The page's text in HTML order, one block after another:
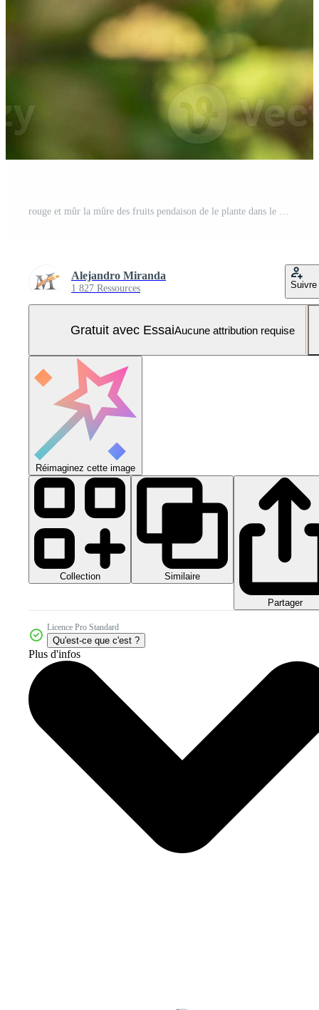
rouge et mûr la mûre des fruits pendaison de le plante dans le premier plan contre Contexte de défocalisé feuilles sur une ensoleillé journée Photo Pro
Alejandro Miranda
1 827 Ressources Suivre
Gratuit avec EssaiAucune attribution requise
Réimaginez cette image
Collection Similaire
Partager
Licence Pro Standard
Qu'est-ce que c'est ?
Plus d'infos